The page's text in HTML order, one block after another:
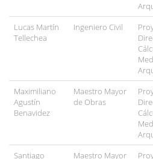
Lucas Martín
Tellechea
Ingeniero Civil
Maximiliano
Agustín
Benavidez
Maestro Mayor
de Obras
Santiago
Maestro Mayor